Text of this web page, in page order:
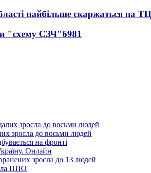
найбільше скаржаться на
"схему СЗЧ"6981
зросла до восьми людей
на фронті
Онлайн
зросла до 13 людей
ППО